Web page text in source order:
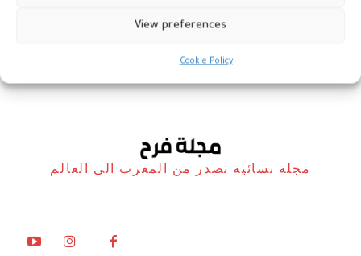
View preferences
Cookie Policy
مجلة نسائية تصدر من المغرب الى العالم